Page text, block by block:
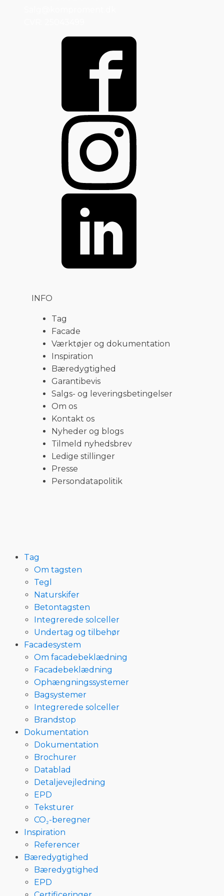
INFO
Tag
Facade
Værktøjer og dokumentation
Inspiration
Bæredygtighed
Garantibevis
Salgs- og leveringsbetingelser
Om os
Kontakt os
Nyheder og blogs
Tilmeld nyhedsbrev
Ledige stillinger
Presse
Persondatapolitik
Tag
Om tagsten
Tegl
Naturskifer
Betontagsten
Integrerede solceller
Undertag og tilbehør
Facadesystem
Om facadebeklædning
Facadebeklædning
Ophængningssystemer
Bagsystemer
Integrerede solceller
Brandstop
Dokumentation
Dokumentation
Brochurer
Datablad
Detaljevejledning
EPD
Teksturer
CO₂-beregner
Inspiration
Referencer
Bæredygtighed
Bæredygtighed
EPD